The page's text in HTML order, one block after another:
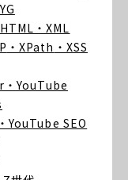
・XML
・XPath ・XSS
・YouTube
・YouTube SEO